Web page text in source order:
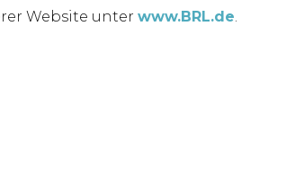
Website unter www.BRL.de.